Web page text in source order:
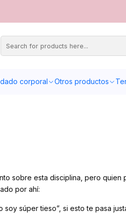
corporal Otros productos
sobre esta disciplina, pero
por ahí:
soy súper tieso”, si esto te pasa